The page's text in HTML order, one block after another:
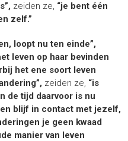
zeiden ze, “je bent één
zelf.”
loopt nu ten einde”,
leven op haar bevinden
het ene soort leven
zeiden ze, “is
de tijd daarvoor is nu
blijf in contact met jezelf,
je geen kwaad
manier van leven